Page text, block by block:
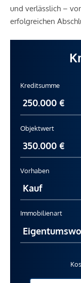
und verlässlich –
erfolgreichen
Kreditsumme
Objektwert
Vorhaben
Immobilienart